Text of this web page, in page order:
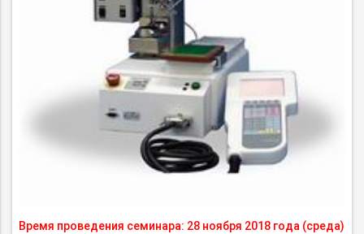
Время проведения семинара: 28 ноября 2018 года (среда)